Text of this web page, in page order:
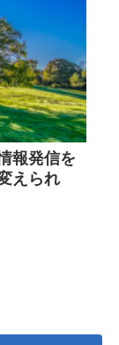
報発信を
えられ